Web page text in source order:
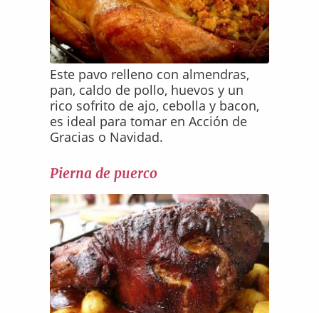
Este pavo relleno con almendras,
pan, caldo de pollo, huevos y un
rico sofrito de ajo, cebolla y bacon,
es ideal para tomar en Acción de
Gracias o Navidad.
Pierna de puerco